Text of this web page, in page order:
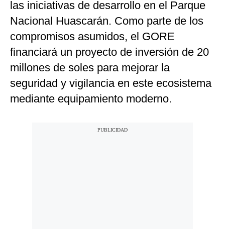
las iniciativas de desarrollo en el Parque
Nacional Huascarán. Como parte de los
compromisos asumidos, el GORE
financiará un proyecto de inversión de 20
millones de soles para mejorar la
seguridad y vigilancia en este ecosistema
mediante equipamiento moderno.